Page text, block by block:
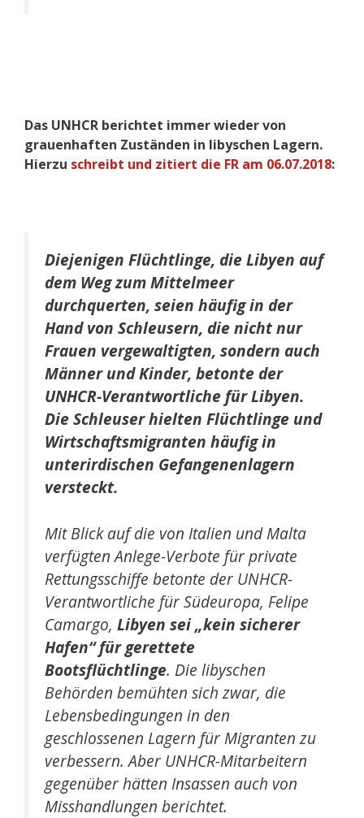
Das UNHCR berichtet immer wieder von
grauenhaften Zuständen in libyschen Lagern.
Hierzu schreibt und zitiert die FR am 06.07.2018:
Diejenigen Flüchtlinge, die Libyen auf
dem Weg zum Mittelmeer
durchquerten, seien häufig in der
Hand von Schleusern, die nicht nur
Frauen vergewaltigten, sondern auch
Männer und Kinder, betonte der
UNHCR-Verantwortliche für Libyen.
Die Schleuser hielten Flüchtlinge und
Wirtschaftsmigranten häufig in
unterirdischen Gefangenenlagern
versteckt.
Mit Blick auf die von Italien und Malta
verfügten Anlege-Verbote für private
Rettungsschiffe betonte der UNHCR-
Verantwortliche für Südeuropa, Felipe
Camargo, Libyen sei „kein sicherer
Hafen“ für gerettete
Bootsflüchtlinge. Die libyschen
Behörden bemühten sich zwar, die
Lebensbedingungen in den
geschlossenen Lagern für Migranten zu
verbessern. Aber UNHCR-Mitarbeitern
gegenüber hätten Insassen auch von
Misshandlungen berichtet.